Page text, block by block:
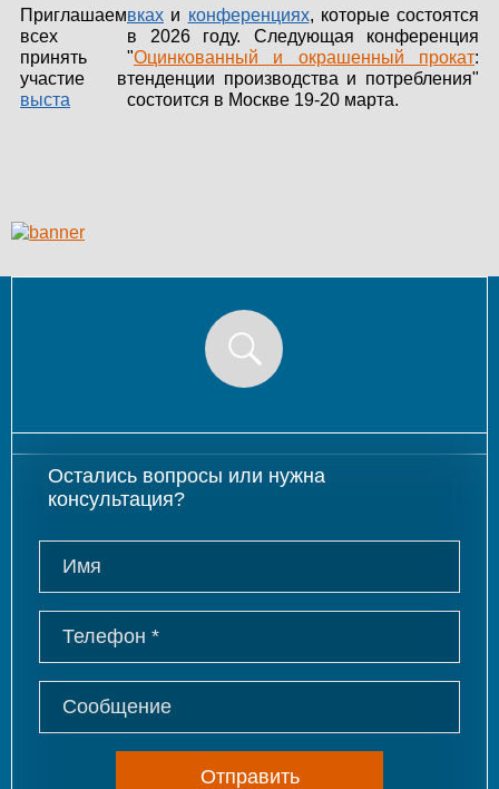
Приглашаем
всех
принять
участие в
выста
вках и конференциях, которые состоятся
в 2026 году. Следующая конференция
"Оцинкованный и окрашенный прокат:
тенденции производства и потребления"
состоится в Москве 19-20 марта.
Остались вопросы или нужна
консультация?
Отправить